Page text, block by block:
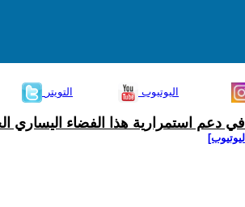
التويتر اليوتيوب
دعم استمرارية هذا الفضاء اليساري